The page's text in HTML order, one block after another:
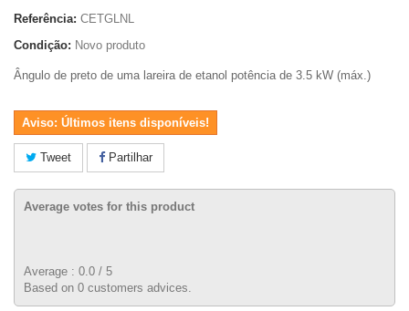
Referência: CETGLNL
Condição: Novo produto
Ângulo de preto de uma lareira de etanol potência de 3.5 kW (máx.)
Aviso: Últimos itens disponíveis!
Tweet Partilhar
Average votes for this product
Average : 0.0 / 5
Based on 0 customers advices.